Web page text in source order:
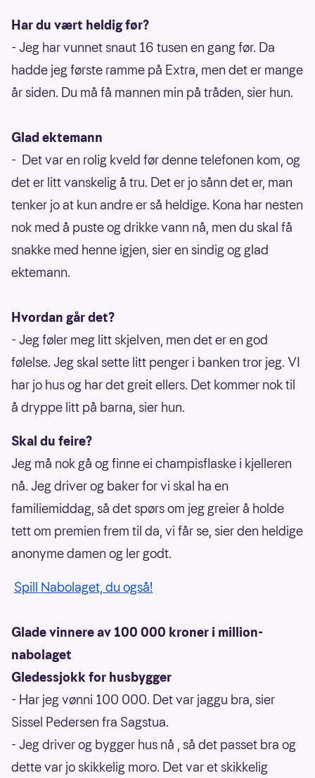
Har du vært heldig før?
- Jeg har vunnet snaut 16 tusen en gang før. Da
hadde jeg første ramme på Extra, men det er mange
år siden. Du må få mannen min på tråden, sier hun.
Glad ektemann
- Det var en rolig kveld før denne telefonen kom, og
det er litt vanskelig å tru. Det er jo sånn det er, man
tenker jo at kun andre er så heldige. Kona har nesten
nok med å puste og drikke vann nå, men du skal få
snakke med henne igjen, sier en sindig og glad
ektemann.
Hvordan går det?
- Jeg føler meg litt skjelven, men det er en god
følelse. Jeg skal sette litt penger i banken tror jeg. VI
har jo hus og har det greit ellers. Det kommer nok til
å dryppe litt på barna, sier hun.
Skal du feire?
Jeg må nok gå og finne ei champisflaske i kjelleren
nå. Jeg driver og baker for vi skal ha en
familiemiddag, så det spørs om jeg greier å holde
tett om premien frem til da, vi får se, sier den heldige
anonyme damen og ler godt.
Spill Nabolaget, du også!
Glade vinnere av 100 000 kroner i million-
nabolaget
Gledessjokk for husbygger
- Har jeg vønni 100 000. Det var jaggu bra, sier
Sissel Pedersen fra Sagstua.
- Jeg driver og bygger hus nå , så det passet bra og
dette var jo skikkelig moro. Det var et skikkelig